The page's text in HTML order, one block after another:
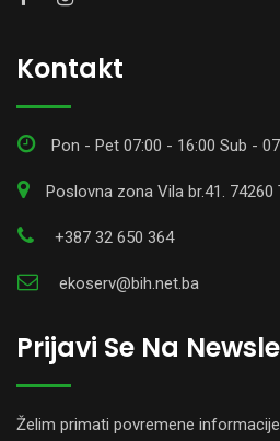
Kontakt
Pon - Pet 07:00 - 16:00 Sub -
Poslovna zona Vila br.41. 74260
+387 32 650 364
ekoserv@bih.net.ba
Prijavi Se Na
Želim primati povremene